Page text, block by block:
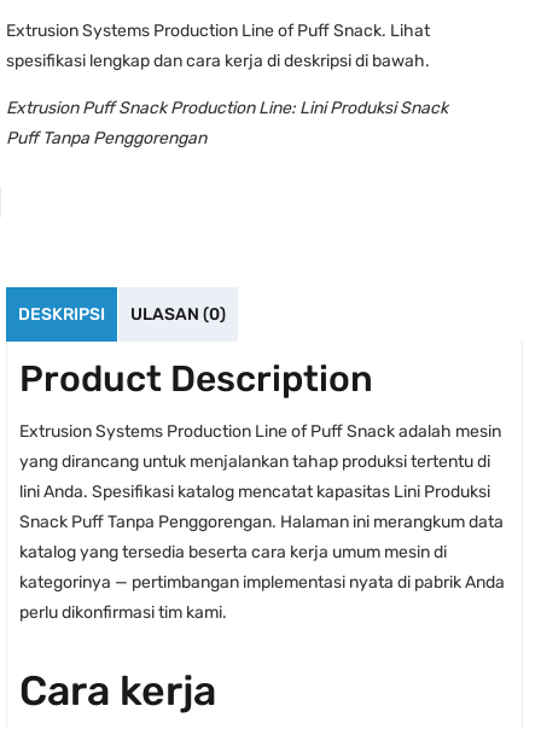
Extrusion Systems Production Line of Puff Snack. Lihat
spesifikasi lengkap dan cara kerja di deskripsi di bawah.
Extrusion Puff Snack Production Line: Lini Produksi Snack
Puff Tanpa Penggorengan
DESKRIPSI ULASAN (0)
Product Description
Extrusion Systems Production Line of Puff Snack adalah mesin
yang dirancang untuk menjalankan tahap produksi tertentu di
lini Anda. Spesifikasi katalog mencatat kapasitas Lini Produksi
Snack Puff Tanpa Penggorengan. Halaman ini merangkum data
katalog yang tersedia beserta cara kerja umum mesin di
kategorinya — pertimbangan implementasi nyata di pabrik Anda
perlu dikonfirmasi tim kami.
Cara kerja